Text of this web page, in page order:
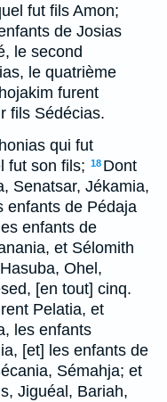
fut fils Amon;
de Josias
le second
le quatrième
furent
fils Sédécias.
qui fut
fut son fils; 18 Dont
Senatsar, Jékamia,
enfants de Pédaja
enfants de
et Sélomith
Ohel,
[en tout] cinq.
Pelatia, et
les enfants
[et] les enfants de
Sémahja; et
Jiguéal, Bariah,